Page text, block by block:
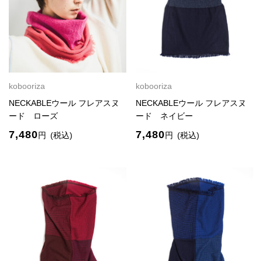
kobooriza
NECKABLEウール フレアスヌ
ード ローズ
7,480円 (税込)
kobooriza
NECKABLEウール フレアスヌ
ード ネイビー
7,480円 (税込)